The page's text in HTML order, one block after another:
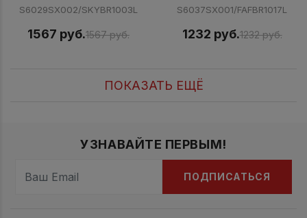
S6029SX002/SKYBR1003L
1567 руб.1567 руб.
S6037SX001/FAFBR1017L
1232 руб.1232 руб.
ПОКАЗАТЬ ЕЩЁ
УЗНАВАЙТЕ ПЕРВЫМ!
ПОДПИСАТЬСЯ